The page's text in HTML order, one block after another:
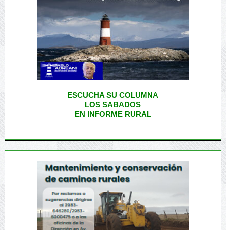
ESCUCHA SU COLUMNA
LOS SABADOS
EN INFORME RURAL